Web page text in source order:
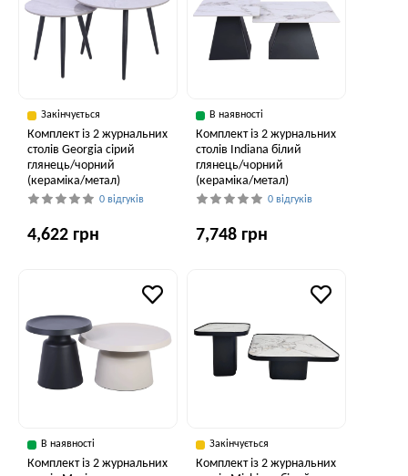
Закінчується
Комплект із 2 журнальних
столів Georgia сірий
глянець/чорний
(кераміка/метал)
0 відгуків
4,622 грн
В наявності
Комплект із 2 журнальних
столів Indiana білий
глянець/чорний
(кераміка/метал)
0 відгуків
7,748 грн
В наявності
Комплект із 2 журнальних
Закінчується
Комплект із 2 журнальних